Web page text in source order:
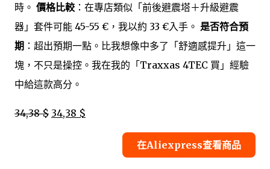
時。 價格比較 ：在專店類似「前後避震塔＋升級避震
器」套件可能 45-55 €，我以約 33 €入手。 是否符合預
期 ：超出預期一點。比我想像中多了「舒適感提升」這一
塊，不只是操控。我在我的「Traxxas 4TEC 買」經驗
中給這款高分。
34,38 $ 34,38 $
在Aliexpress查看商品